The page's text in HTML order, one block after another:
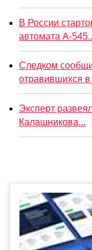
В России
автомата А-
Следком
отравившихся
Эксперт
Калашникова...